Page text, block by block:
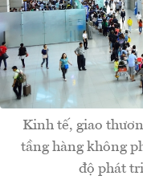
Kinh tế, giao
tầng hàng không
độ phát